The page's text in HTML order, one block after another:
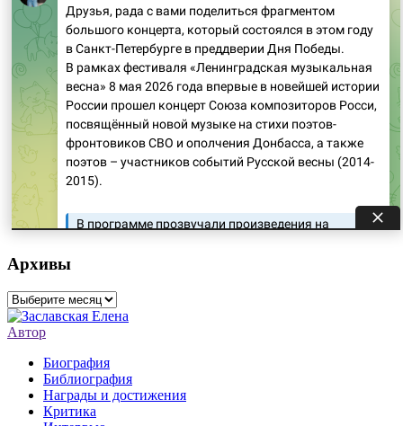
Архивы
Архивы
Автор
Биография
Библиография
Награды и достижения
Критика